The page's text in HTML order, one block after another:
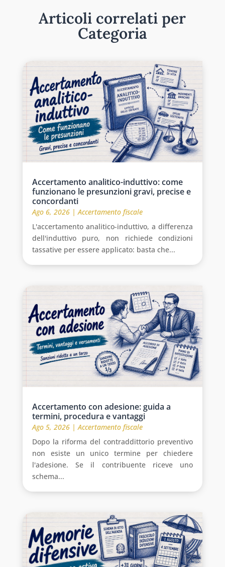
Articoli correlati per
Categoria
Accertamento analitico-induttivo: come
funzionano le presunzioni gravi, precise e
concordanti
Ago 6, 2026|Accertamento fiscale
L'accertamento analitico-induttivo, a differenza
dell'induttivo puro, non richiede condizioni
tassative per essere applicato: basta che...
Accertamento con adesione: guida a
termini, procedura e vantaggi
Ago 5, 2026|Accertamento fiscale
Dopo la riforma del contraddittorio preventivo
non esiste un unico termine per chiedere
l'adesione. Se il contribuente riceve uno
schema...